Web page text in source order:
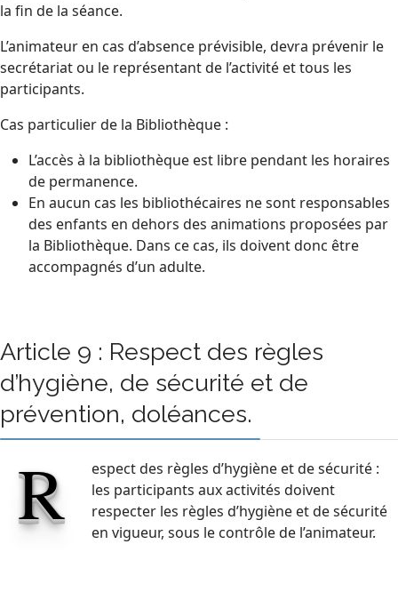
la fin de la séance.
L’animateur en cas d’absence prévisible, devra prévenir le
secrétariat ou le représentant de l’activité et tous les
participants.
Cas particulier de la Bibliothèque :
L’accès à la bibliothèque est libre pendant les horaires
de permanence.
En aucun cas les bibliothécaires ne sont responsables
des enfants en dehors des animations proposées par
la Bibliothèque. Dans ce cas, ils doivent donc être
accompagnés d’un adulte.
Article 9 : Respect des règles
d’hygiène, de sécurité et de
prévention, doléances.
R
espect des règles d’hygiène et de sécurité :
les participants aux activités doivent
respecter les règles d’hygiène et de sécurité
en vigueur, sous le contrôle de l’animateur.